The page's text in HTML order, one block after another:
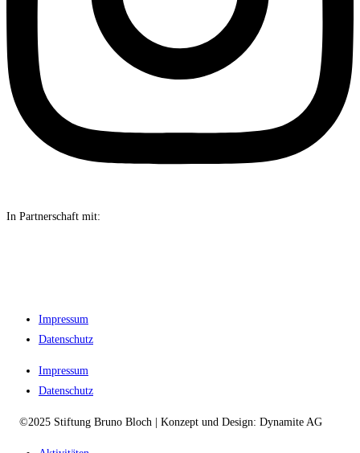
In Partnerschaft mit:
Impressum
Datenschutz
Impressum
Datenschutz
©2025 Stiftung Bruno Bloch | Konzept und Design: Dynamite AG